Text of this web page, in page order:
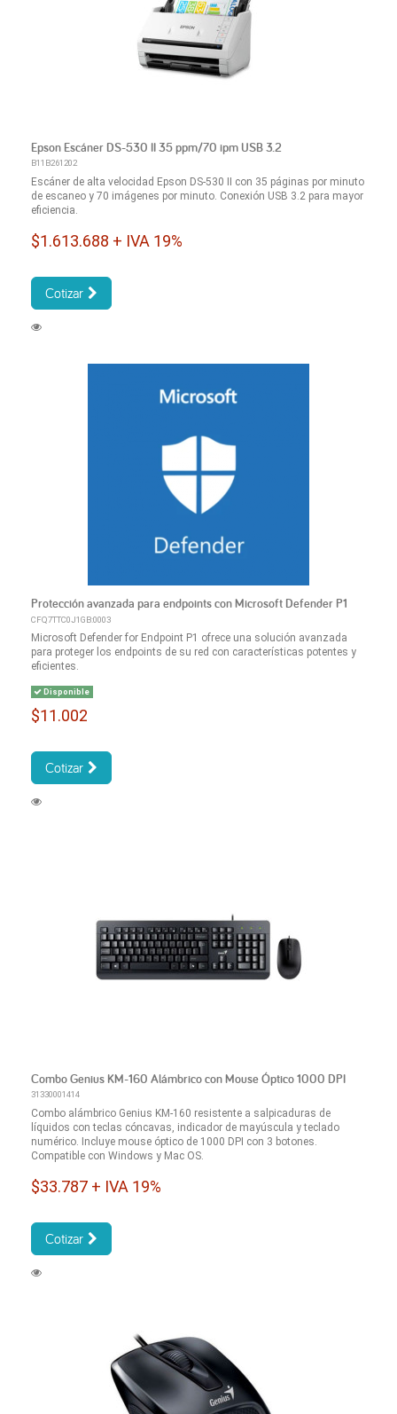
Epson Escáner DS-530 II 35 ppm/70 ipm USB 3.2
B11B261202
Escáner de alta velocidad Epson DS-530 II con 35 páginas por minuto
de escaneo y 70 imágenes por minuto. Conexión USB 3.2 para mayor
eficiencia.
$1.613.688 + IVA 19%
Cotizar
Protección avanzada para endpoints con Microsoft Defender P1
CFQ7TTC0J1GB:0003
Microsoft Defender for Endpoint P1 ofrece una solución avanzada
para proteger los endpoints de su red con características potentes y
eficientes.
Disponible
$11.002
Cotizar
Combo Genius KM-160 Alámbrico con Mouse Óptico 1000 DPI
31330001414
Combo alámbrico Genius KM-160 resistente a salpicaduras de
líquidos con teclas cóncavas, indicador de mayúscula y teclado
numérico. Incluye mouse óptico de 1000 DPI con 3 botones.
Compatible con Windows y Mac OS.
$33.787 + IVA 19%
Cotizar